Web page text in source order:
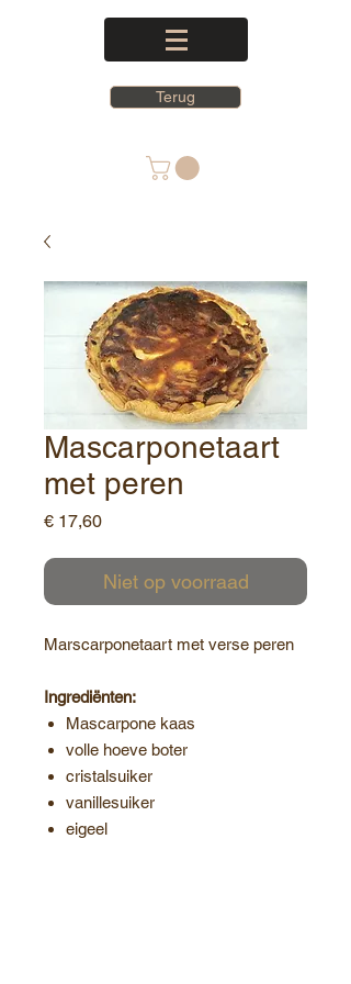
Terug
Mascarponetaart
met peren
€ 17,60Prijs
Niet op voorraad
Marscarponetaart met verse peren
Ingrediënten:
Mascarpone kaas
volle hoeve boter
cristalsuiker
vanillesuiker
eigeel